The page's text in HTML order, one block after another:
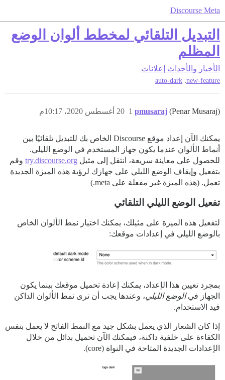
Discourse Meta
التبديل التلقائي لمخطط ألوان الوضع
المظلم
الأخبار والأحداث إعلانات
new-feature
,
auto-dark
pmusaraj (Penar Musaraj) 20 أغسطس 2020، 10:17م 1
يمكنك الآن إعداد موقع Discourse الخاص بك للتبديل تلقائيًا بين
أنماط الألوان عندما يكون جهاز المستخدم في الوضع الليلي.
للحصول على معاينة سريعة، انتقل إلى مثيل try.discourse.org وقم
بتفعيل وإيقاف الوضع الليلي على جهازك لرؤية هذه الميزة الجديدة
تعمل. (هذه الميزة غير مفعلة على meta.)
تفعيل الوضع الليلي التلقائي
لتفعيل هذه الميزة على مثيلك، يمكنك اختيار نمط الألوان الخاص
بالوضع الليلي في إعدادات موقعك:
بمجرد تعيين هذا الإعداد، يمكنك إعادة تحميل موقعك بينما يكون
الجهاز فيالوضع الليلي، وعندها يجب أن ترى نمط الألوان الداكن
قيد الاستخدام.
إذا كان الشعار الذي يعمل بشكل جيد مع النمط الفاتح لا يعمل بنفس
الكفاءة على خلفية داكنة، فيمكنك الآن تحميل بدائل من خلال
الإعدادات الجديدة المتاحة في النواة (core).